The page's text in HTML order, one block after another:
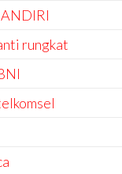
rungkat